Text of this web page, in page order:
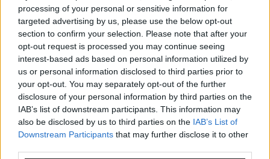
processing of your personal or sensitive information for
targeted advertising by us, please use the below opt-out
section to confirm your selection. Please note that after your
opt-out request is processed you may continue seeing
interest-based ads based on personal information utilized by
us or personal information disclosed to third parties prior to
your opt-out. You may separately opt-out of the further
disclosure of your personal information by third parties on the
IAB’s list of downstream participants. This information may
also be disclosed by us to third parties on the IAB’s List of
Downstream Participants that may further disclose it to other
CHECK UNS AUF FACEBOOK
AD